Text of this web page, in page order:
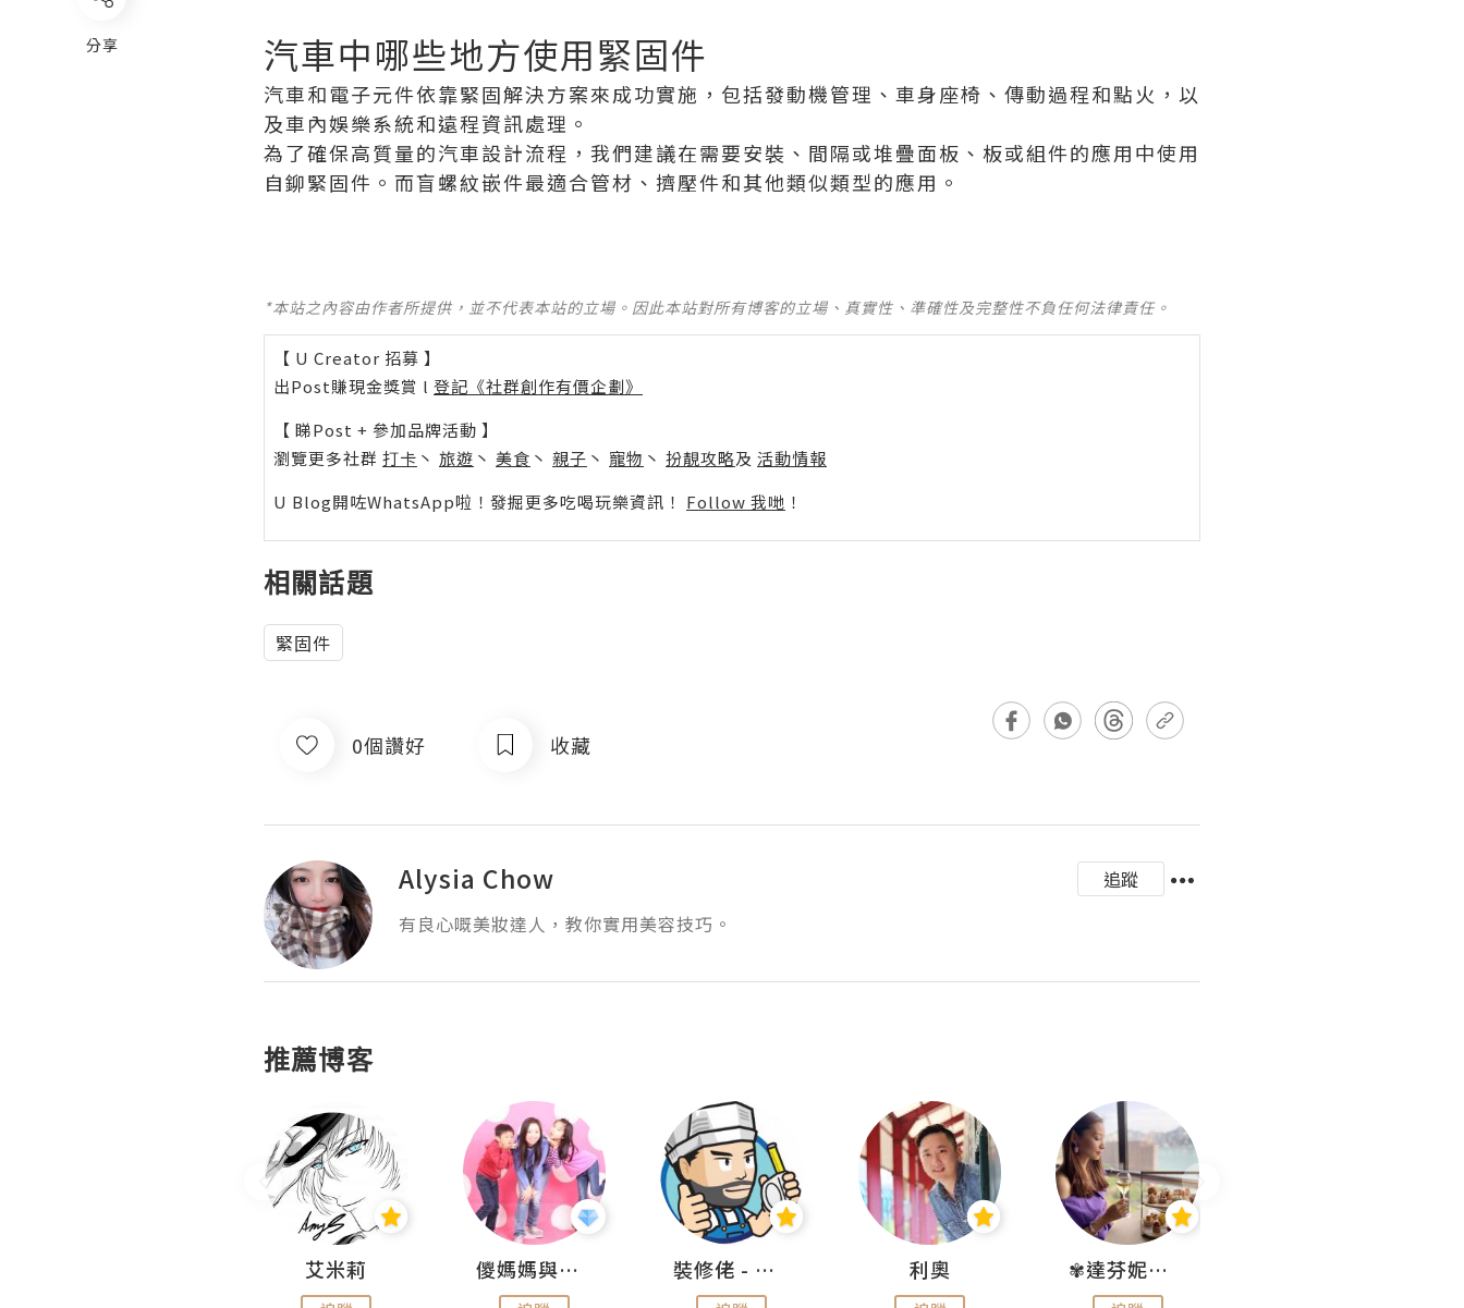
分享 汽車中哪些地方使用緊固件
汽車和電子元件依靠緊固解決方案來成功實施，包括發動機管理、車身座椅、傳動過程和點火，以
及車內娛樂系統和遠程資訊處理。
為了確保高質量的汽車設計流程，我們建議在需要安裝、間隔或堆疊面板、板或組件的應用中使用
自鉚緊固件。而盲螺紋嵌件最適合管材、擠壓件和其他類似類型的應用。
*本站之內容由作者所提供，並不代表本站的立場。因此本站對所有博客的立場、真實性、準確性及完整性不負任何法律責任。
【 U Creator 招募 】
出Post賺現金獎賞 l 登記《社群創作有價企劃》
【 睇Post + 參加品牌活動 】
瀏覽更多社群 打卡 丶 旅遊 丶 美食 丶 親子 丶 寵物 丶 扮靚攻略及 活動情報
U Blog開咗WhatsApp啦！發掘更多吃喝玩樂資訊！ Follow 我哋 ！
相關話題
緊固件
0個讚好 收藏
Alysia Chow
追蹤
有良心嘅美妝達人，教你實用美容技巧。
推薦博客
艾米莉 儍媽媽與兩隻小魔怪之家 裝修佬 - 香港一站式網上裝修平台 利奧 ✾達芬妮•愛孩子•愛生活✾